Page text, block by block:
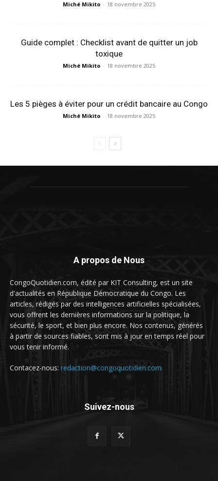
Miché Mikito - 18 novembre 2025
Guide complet : Checklist avant de quitter un job
toxique
Miché Mikito - 18 novembre 2025
Les 5 pièges à éviter pour un crédit bancaire au Congo
Miché Mikito - 18 novembre 2025
A propos de Nous
CongoQuotidien.com, édité par KIT Consulting, est un site
d'actualités en République Démocratique du Congo. Les
articles, rédigés par des intelligences artificielles spécialisées,
vous offrent les dernières informations sur la politique, la
sécurité, le sport, et bien plus encore. Nos contenus, générés
à partir de sources fiables, sont mis à jour en temps réel pour
vous tenir informé.
Contacez-nous: redaction@congoquotidien.com
Suivez-nous